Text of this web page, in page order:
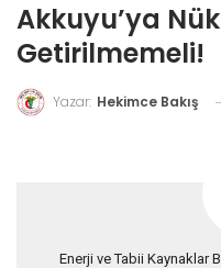
Akkuyu’ya
Getirilmemeli!
Yazar: Hekimce Bakış
Enerji ve Tabii Kaynaklar